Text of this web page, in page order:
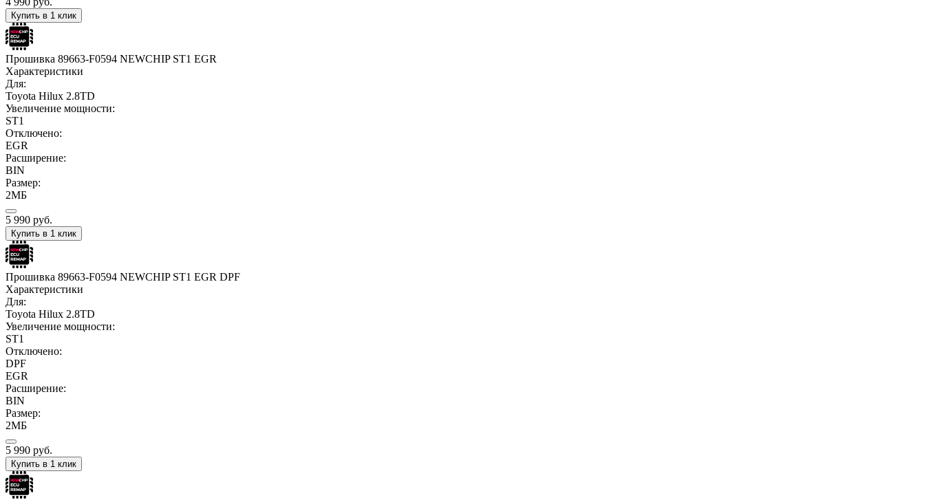
Купить в 1 клик
Прошивка 89663-F0594 NEWCHIP ST1 EGR
Характеристики
Для:
Toyota Hilux 2.8TD
Увеличение мощности:
ST1
Отключено:
EGR
Расширение:
BIN
Размер:
2МБ
5 990 руб.
Купить в 1 клик
Прошивка 89663-F0594 NEWCHIP ST1 EGR DPF
Характеристики
Для:
Toyota Hilux 2.8TD
Увеличение мощности:
ST1
Отключено:
DPF
EGR
Расширение:
BIN
Размер:
2МБ
5 990 руб.
Купить в 1 клик